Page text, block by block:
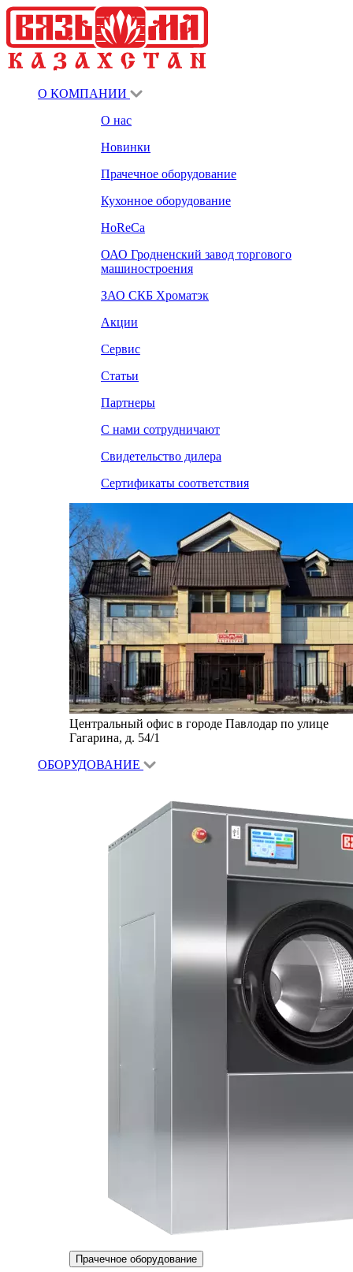
О КОМПАНИИ
О нас
Новинки
Прачечное оборудование
Кухонное оборудование
HoReCa
ОАО Гродненский завод торгового
машиностроения
ЗАО СКБ Хроматэк
Акции
Сервис
Статьи
Партнеры
С нами сотрудничают
Свидетельство дилера
Сертификаты соответствия
Центральный офис в городе Павлодар по улице
Гагарина, д. 54/1
ОБОРУДОВАНИЕ
Прачечное оборудование